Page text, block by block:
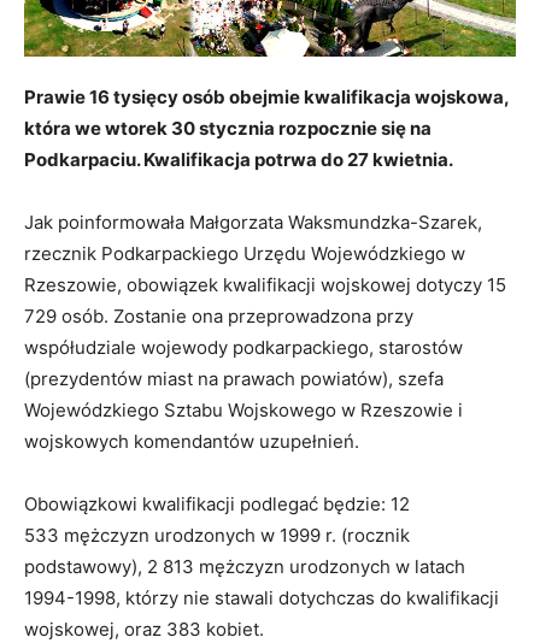
Prawie 16 tysięcy osób obejmie kwalifikacja wojskowa,
która we wtorek 30 stycznia rozpocznie się na
Podkarpaciu. Kwalifikacja potrwa do 27 kwietnia.
Jak poinformowała Małgorzata Waksmundzka-Szarek,
rzecznik Podkarpackiego Urzędu Wojewódzkiego w
Rzeszowie, obowiązek kwalifikacji wojskowej dotyczy 15
729 osób. Zostanie ona przeprowadzona przy
współudziale wojewody podkarpackiego, starostów
(prezydentów miast na prawach powiatów), szefa
Wojewódzkiego Sztabu Wojskowego w Rzeszowie i
wojskowych komendantów uzupełnień.
Obowiązkowi kwalifikacji podlegać będzie: 12
533 mężczyzn urodzonych w 1999 r. (rocznik
podstawowy), 2 813 mężczyzn urodzonych w latach
1994-1998, którzy nie stawali dotychczas do kwalifikacji
wojskowej, oraz 383 kobiet.